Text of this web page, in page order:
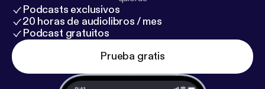
Podcasts exclusivos
20 horas de audiolibros / mes
Podcast gratuitos
Prueba gratis